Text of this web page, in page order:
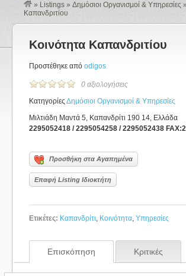
» Listings » Δημόσιοι Οργανισμοί & Υπηρεσίες »
Καπανδριτίου
Κοινότητα Καπανδριτίου
Προστέθηκε από odigos
0 αξιολογήσεις
Κατηγορίες Δημόσιοι Οργανισμοί & Υπηρεσίες
Μιλτιάδη Μαντά 5, Καπανδρίτι 190 14, Ελλάδα
2295052418 / 2295054258 / 2295052438
Προσθήκη στα Αγαπημένα
Επαφή Listing Ιδιοκτήτη
Ετικέτες: Καπανδρίτι, Κοινότητα, Υπηρεσίες
Επισκόπηση Κριτικές